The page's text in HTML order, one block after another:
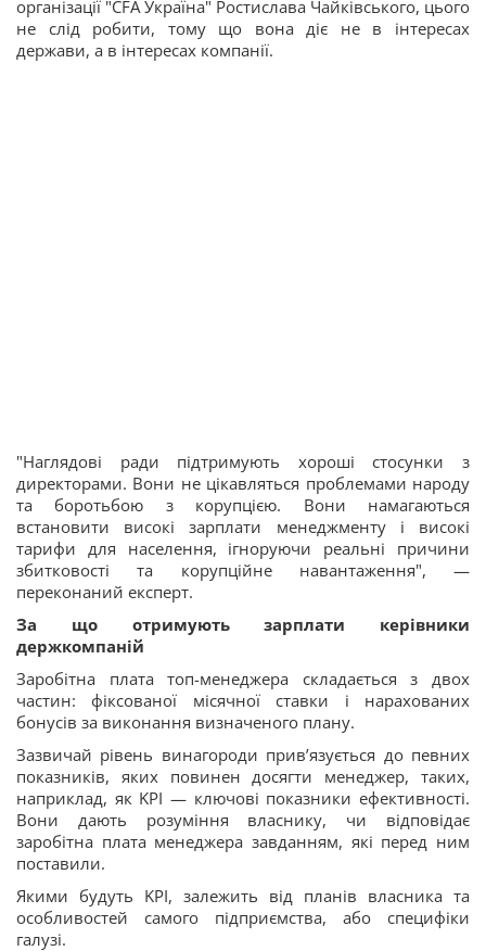
організації "CFA Україна" Ростислава Чайківського, цього
не слід робити, тому що вона діє не в інтересах
держави, а в інтересах компанії.
"Наглядові ради підтримують хороші стосунки з
директорами. Вони не цікавляться проблемами народу
та боротьбою з корупцією. Вони намагаються
встановити високі зарплати менеджменту і високі
тарифи для населення, ігноруючи реальні причини
збитковості та корупційне навантаження", —
переконаний експерт.
За що отримують зарплати керівники
держкомпаній
Заробітна плата топ-менеджера складається з двох
частин: фіксованої місячної ставки і нарахованих
бонусів за виконання визначеного плану.
Зазвичай рівень винагороди прив’язується до певних
показників, яких повинен досягти менеджер, таких,
наприклад, як KPI — ключові показники ефективності.
Вони дають розуміння власнику, чи відповідає
заробітна плата менеджера завданням, які перед ним
поставили.
Якими будуть KPI, залежить від планів власника та
особливостей самого підприємства, або специфіки
галузі.